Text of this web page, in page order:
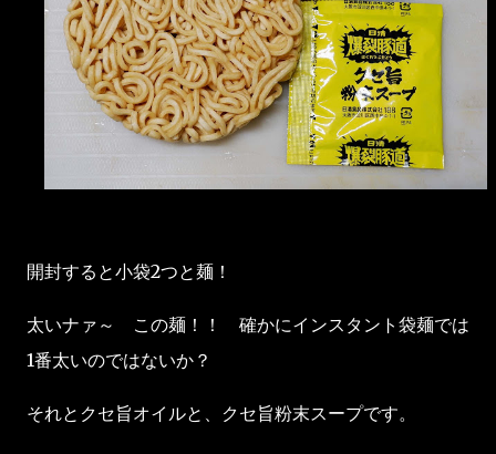
開封すると小袋2つと麺！
太いナァ～ この麺！！ 確かにインスタント袋麺では
1番太いのではないか？
それとクセ旨オイルと、クセ旨粉末スープです。